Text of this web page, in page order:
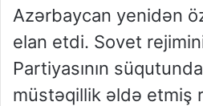
Azərbaycan yenidən
elan etdi. Sovet
Partiyasının
müstəqillik əldə etmiş